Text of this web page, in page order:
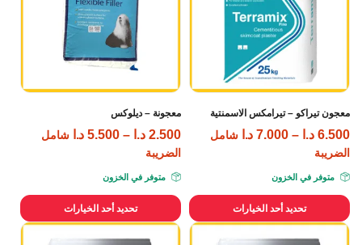
معجون تيراكو – تيرامكس الاسمنتية
6.500 د.ا –
7.000 د.ا شامل
الضريبة
متوفر في الخزون
تحديد أحد الخيارات
معجونة – ديلوكس
2.500 د.ا –
5.500 د.ا شامل
الضريبة
متوفر في الخزون
تحديد أحد الخيارات